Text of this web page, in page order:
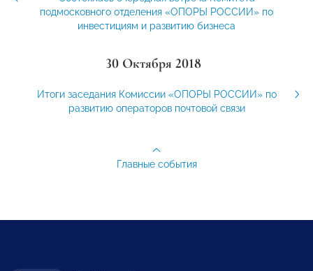
подмосковного отделения «ОПОРЫ РОССИИ» по
инвестициям и развитию бизнеса
30 Октября 2018
Итоги заседания Комиссии «ОПОРЫ РОССИИ» по
развитию операторов почтовой связи
Главные события